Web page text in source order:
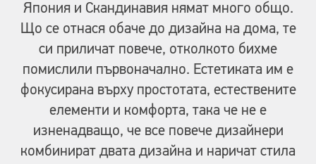
Япония и Скандинавия нямат много общо.
Що се отнася обаче до дизайна на дома, те
си приличат повече, отколкото бихме
помислили първоначално. Естетиката им е
фокусирана върху простотата, естествените
елементи и комфорта, така че не е
изненадващо, че все повече дизайнери
комбинират двата дизайна и наричат стила